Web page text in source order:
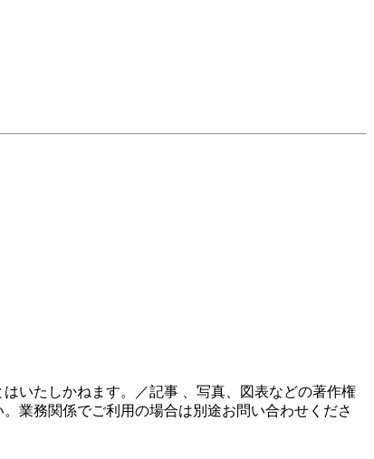
いたしかねます。／記事 、写真、図表などの著作権
業務関係でご利用の場合は別途お問い合わせくださ